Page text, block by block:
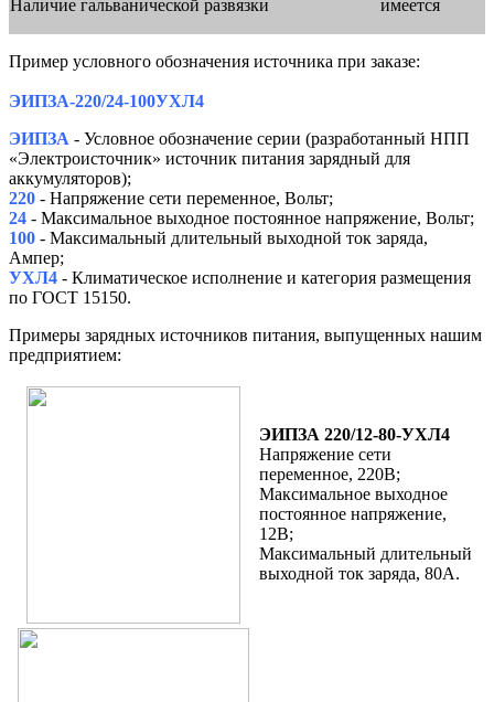
Наличие гальванической развязки имеется
Пример условного обозначения источника при заказе:
ЭИПЗА-220/24-100УХЛ4
ЭИПЗА - Условное обозначение серии (разработанный НПП
«Электроисточник» источник питания зарядный для
аккумуляторов);
220 - Напряжение сети переменное, Вольт;
24 - Максимальное выходное постоянное напряжение, Вольт;
100 - Максимальный длительный выходной ток заряда,
Ампер;
УХЛ4 - Климатическое исполнение и категория размещения
по ГОСТ 15150.
Примеры зарядных источников питания, выпущенных нашим
предприятием:
ЭИПЗА 220/12-80-УХЛ4
Напряжение сети
переменное, 220В;
Максимальное выходное
постоянное напряжение,
12В;
Максимальный длительный
выходной ток заряда, 80А.